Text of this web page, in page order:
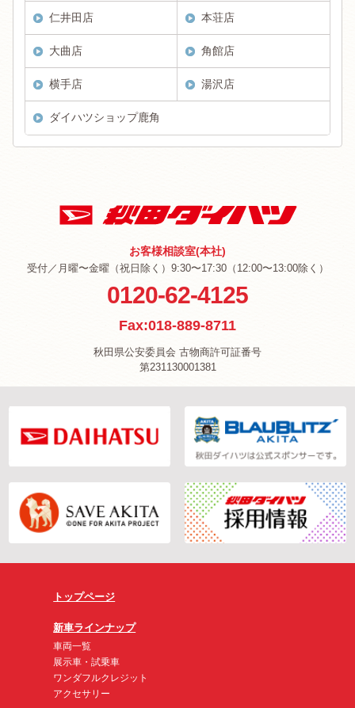
仁井田店 本荘店
大曲店 角館店
横手店 湯沢店
ダイハツショップ鹿角
お客様相談室(本社)
受付／月曜〜金曜（祝日除く）9:30〜17:30（12:00〜13:00除く）
0120-62-4125
Fax:018-889-8711
秋田県公安委員会 古物商許可証番号
第231130001381
トップページ
新車ラインナップ
車両一覧
展示車・試乗車
ワンダフルクレジット
アクセサリー